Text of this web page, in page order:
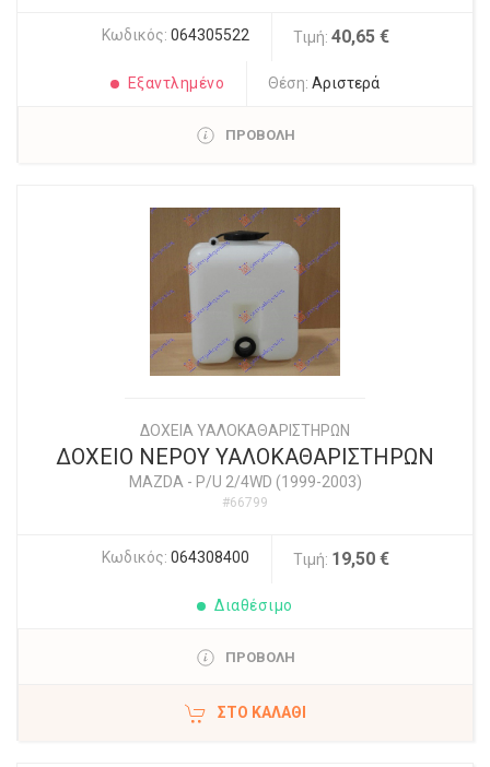
Κωδικός: 064305522 Τιμή: 40,65 €
Εξαντλημένο Θέση:Αριστερά
ΠΡΟΒΟΛΗ
ΔΟΧΕΙΑ ΥΑΛΟΚΑΘΑΡΙΣΤΗΡΩΝ
ΔΟΧΕΙΟ ΝΕΡΟΥ ΥΑΛΟΚΑΘΑΡΙΣΤΗΡΩΝ
MAZDA- P/U 2/4WD (1999-2003)
#66799
Κωδικός: 064308400 Τιμή: 19,50 €
Διαθέσιμο
ΠΡΟΒΟΛΗ
ΣΤΟ ΚΑΛΆΘΙ